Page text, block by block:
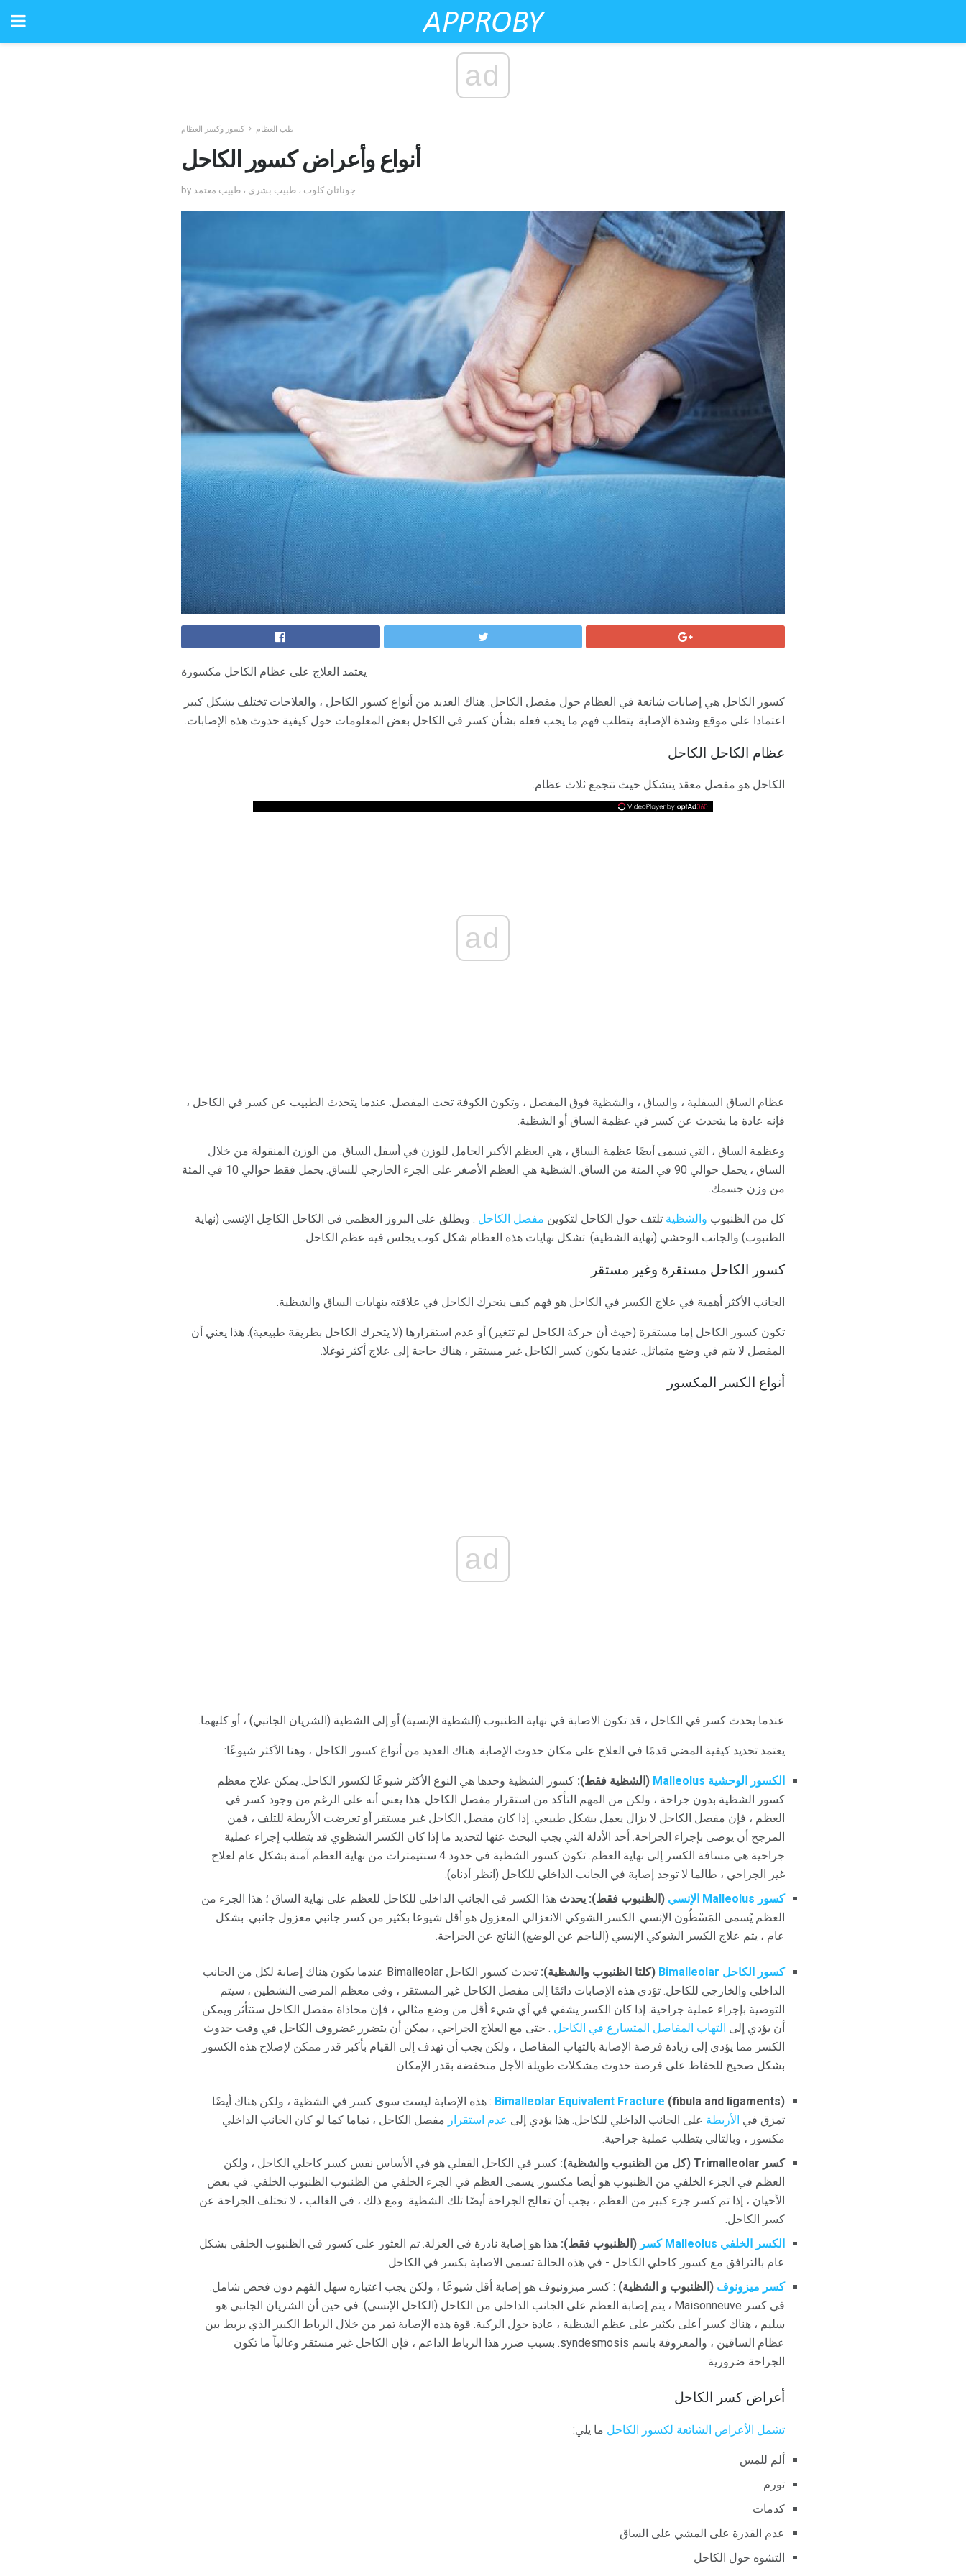
ad
طب العظام كسور وكسر العظام
أنواع وأعراض كسور الكاحل
by جوناثان كلوت ، طبيب بشري ، طبيب معتمد
يعتمد العلاج على عظام الكاحل مكسورة
كسور الكاحل هي إصابات شائعة في العظام حول مفصل الكاحل. هناك العديد من أنواع كسور الكاحل ، والعلاجات تختلف بشكل كبير
اعتمادا على موقع وشدة الإصابة. يتطلب فهم ما يجب فعله بشأن كسر في الكاحل بعض المعلومات حول كيفية حدوث هذه الإصابات.
عظام الكاحل الكاحل
الكاحل هو مفصل معقد يتشكل حيث تتجمع ثلاث عظام.
ad
عظام الساق السفلية ، والساق ، والشظية فوق المفصل ، وتكون الكوفة تحت المفصل. عندما يتحدث الطبيب عن كسر في الكاحل ،
فإنه عادة ما يتحدث عن كسر في عظمة الساق أو الشظية.
وعظمة الساق ، التي تسمى أيضًا عظمة الساق ، هي العظم الأكبر الحامل للوزن في أسفل الساق. من الوزن المنقولة من خلال
الساق ، يحمل حوالي 90 في المئة من الساق. الشظية هي العظم الأصغر على الجزء الخارجي للساق. يحمل فقط حوالي 10 في المئة
من وزن جسمك.
كل من الظنبوب والشظية تلتف حول الكاحل لتكوين مفصل الكاحل . ويطلق على البروز العظمي في الكاحل الكاحِل الإنسي (نهاية
الظنبوب) والجانب الوحشي (نهاية الشظية). تشكل نهايات هذه العظام شكل كوب يجلس فيه عظم الكاحل.
كسور الكاحل مستقرة وغير مستقر
الجانب الأكثر أهمية في علاج الكسر في الكاحل هو فهم كيف يتحرك الكاحل في علاقته بنهايات الساق والشظية.
تكون كسور الكاحل إما مستقرة (حيث أن حركة الكاحل لم تتغير) أو عدم استقرارها (لا يتحرك الكاحل بطريقة طبيعية). هذا يعني أن
المفصل لا يتم في وضع متماثل. عندما يكون كسر الكاحل غير مستقر ، هناك حاجة إلى علاج أكثر توغلا.
أنواع الكسر المكسور
ad
عندما يحدث كسر في الكاحل ، قد تكون الاصابة في نهاية الظنبوب (الشظية الإنسية) أو إلى الشظية (الشريان الجانبي) ، أو كليهما.
يعتمد تحديد كيفية المضي قدمًا في العلاج على مكان حدوث الإصابة. هناك العديد من أنواع كسور الكاحل ، وهنا الأكثر شيوعًا:
الكسور الوحشية Malleolus (الشظية فقط): كسور الشظية وحدها هي النوع الأكثر شيوعًا لكسور الكاحل. يمكن علاج معظم
كسور الشظية بدون جراحة ، ولكن من المهم التأكد من استقرار مفصل الكاحل. هذا يعني أنه على الرغم من وجود كسر في
العظم ، فإن مفصل الكاحل لا يزال يعمل بشكل طبيعي. إذا كان مفصل الكاحل غير مستقر أو تعرضت الأربطة للتلف ، فمن
المرجح أن يوصى بإجراء الجراحة. أحد الأدلة التي يجب البحث عنها لتحديد ما إذا كان الكسر الشظوي قد يتطلب إجراء عملية
جراحية هي مسافة الكسر إلى نهاية العظم. تكون كسور الشظية في حدود 4 سنتيمترات من نهاية العظم آمنة بشكل عام لعلاج
غير الجراحي ، طالما لا توجد إصابة في الجانب الداخلي للكاحل (انظر أدناه).
كسور Malleolus الإنسي
(الظنبوب فقط): يحدث هذا الكسر في الجانب الداخلي للكاحل للعظم على نهاية الساق ؛ هذا الجزء من
العظم يُسمى المَسْطُون الإنسي. الكسر الشوكي الانعزالي المعزول هو أقل شيوعا بكثير من كسر جانبي معزول جانبي. بشكل
عام ، يتم علاج الكسر الشوكي الإنسي (الناجم عن الوضع) الناتج عن الجراحة.
كسور الكاحل Bimalleolar (كلتا الظنبوب والشظية):
تحدث كسور الكاحل Bimalleolar عندما يكون هناك إصابة لكل من الجانب
الداخلي والخارجي للكاحل. تؤدي هذه الإصابات دائمًا إلى مفصل الكاحل غير المستقر ، وفي معظم المرضى النشطين ، سيتم
التوصية بإجراء عملية جراحية. إذا كان الكسر يشفي في أي شيء أقل من وضع مثالي ، فإن محاذاة مفصل الكاحل ستتأثر ويمكن
أن يؤدي إلى التهاب المفاصل المتسارع في الكاحل . حتى مع العلاج الجراحي ، يمكن أن يتضرر غضروف الكاحل في وقت حدوث
الكسر مما يؤدي إلى زيادة فرصة الإصابة بالتهاب المفاصل ، ولكن يجب أن تهدف إلى القيام بأكبر قدر ممكن لإصلاح هذه الكسور
بشكل صحيح للحفاظ على فرصة حدوث مشكلات طويلة الأجل منخفضة بقدر الإمكان.
Bimalleolar Equivalent Fracture (fibula and ligaments)
: هذه الإصابة ليست سوى كسر في الشظية ، ولكن هناك أيضًا
تمزق في الأربطة على الجانب الداخلي للكاحل. هذا يؤدي إلى عدم استقرار مفصل الكاحل ، تماما كما لو كان الجانب الداخلي
مكسور ، وبالتالي يتطلب عملية جراحية.
كسر Trimalleolar (كل من الظنبوب والشظية):
كسر في الكاحل القفلي هو في الأساس نفس كسر كاحلي الكاحل ، ولكن
العظم في الجزء الخلفي من الظنبوب هو أيضا مكسور. يسمى العظم في الجزء الخلفي من الظنبوب الظنبوب الخلفي. في بعض
الأحيان ، إذا تم كسر جزء كبير من العظم ، يجب أن تعالج الجراحة أيضًا تلك الشظية. ومع ذلك ، في الغالب ، لا تختلف الجراحة عن
كسر الكاحل.
الكسر الخلفي Malleolus كسر
(الظنبوب فقط): هذا هو إصابة نادرة في العزلة. تم العثور على كسور في الظنبوب الخلفي بشكل
عام بالترافق مع كسور كاحلي الكاحل - في هذه الحالة تسمى الاصابة بكسر في الكاحل.
كسر ميزونوف (الظنبوب و الشظية) : كسر ميزونيوف هو إصابة أقل شيوعًا ، ولكن يجب اعتباره سهل الفهم دون فحص شامل.
في كسر Maisonneuve ، يتم إصابة العظم على الجانب الداخلي من الكاحل (الكاحل الإنسي). في حين أن الشريان الجانبي هو
سليم ، هناك كسر أعلى بكثير على عظم الشظية ، عادة حول الركبة. قوة هذه الإصابة تمر من خلال الرباط الكبير الذي يربط بين
عظام الساقين ، والمعروفة باسم syndesmosis. بسبب ضرر هذا الرباط الداعم ، فإن الكاحل غير مستقر وغالباً ما تكون
الجراحة ضرورية.
أعراض كسر الكاحل
تشمل الأعراض الشائعة لكسور الكاحل ما يلي:
ألم للمس
تورم
كدمات
عدم القدرة على المشي على الساق
التشوه حول الكاحل